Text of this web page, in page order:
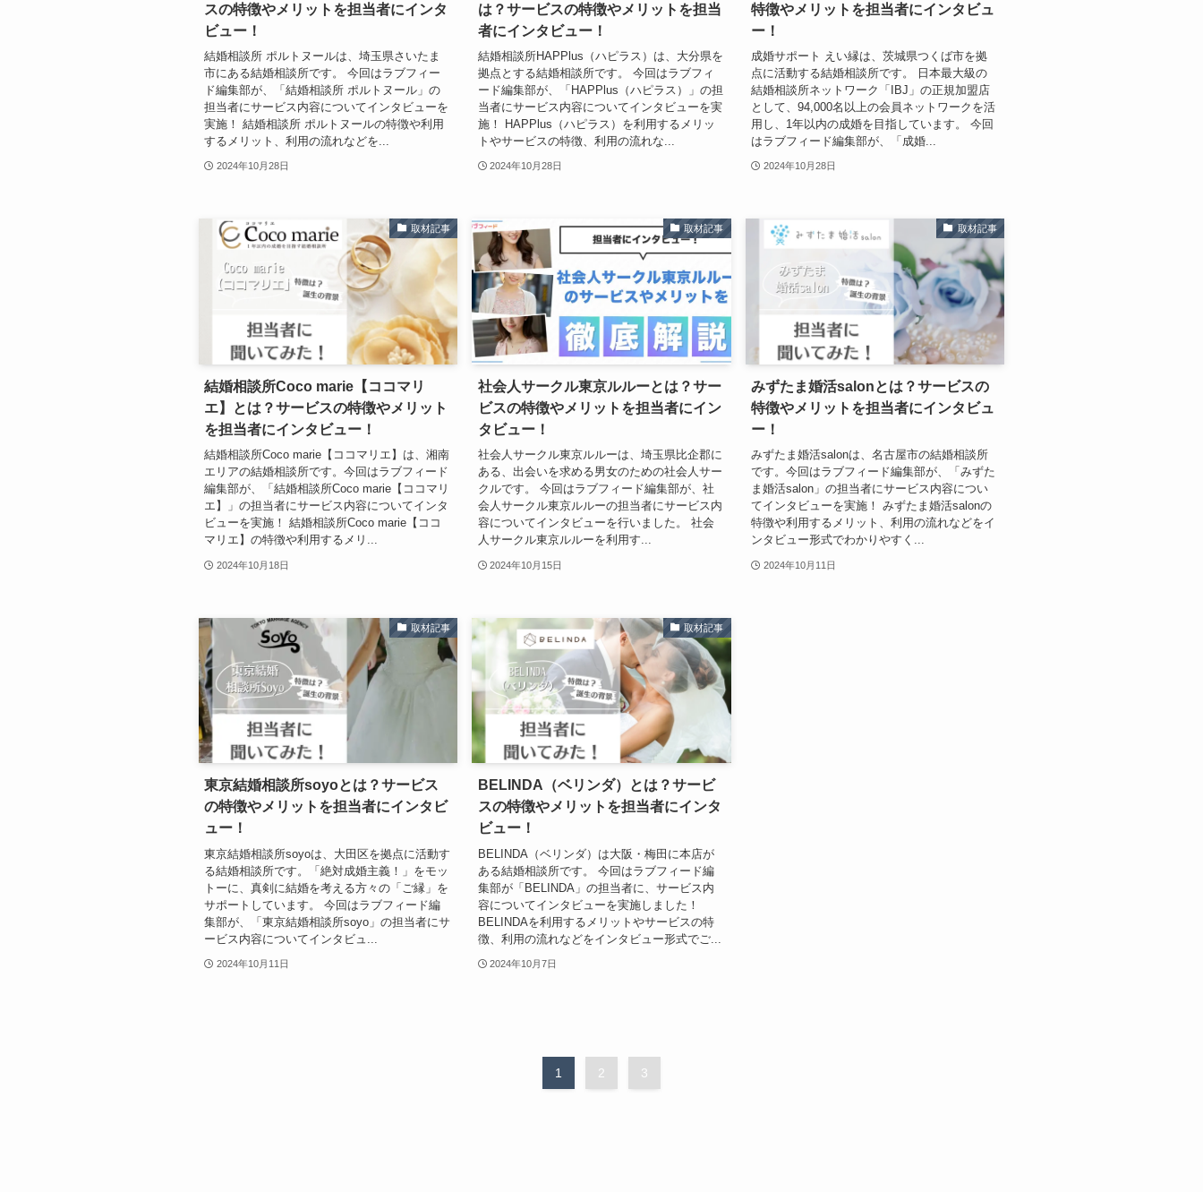
スの特徴やメリットを担当者にインタ
ビュー！
結婚相談所 ポルトヌールは、埼玉県さいたま
市にある結婚相談所です。 今回はラブフィー
ド編集部が、「結婚相談所 ポルトヌール」の
担当者にサービス内容についてインタビューを
実施！ 結婚相談所 ポルトヌールの特徴や利用
するメリット、利用の流れなどを...
2024年10月28日
は？サービスの特徴やメリットを担当
者にインタビュー！
結婚相談所HAPPlus（ハピラス）は、大分県を
拠点とする結婚相談所です。 今回はラブフィ
ード編集部が、「HAPPlus（ハピラス）」の担
当者にサービス内容についてインタビューを実
施！ HAPPlus（ハピラス）を利用するメリッ
トやサービスの特徴、利用の流れな...
2024年10月28日
特徴やメリットを担当者にインタビュ
ー！
成婚サポート えい縁は、茨城県つくば市を拠
点に活動する結婚相談所です。 日本最大級の
結婚相談所ネットワーク「IBJ」の正規加盟店
として、94,000名以上の会員ネットワークを活
用し、1年以内の成婚を目指しています。 今回
はラブフィード編集部が、「成婚...
2024年10月28日
取材記事
結婚相談所Coco marie【ココマリ
エ】とは？サービスの特徴やメリット
を担当者にインタビュー！
結婚相談所Coco marie【ココマリエ】は、湘南
エリアの結婚相談所です。今回はラブフィード
編集部が、「結婚相談所Coco marie【ココマリ
エ】」の担当者にサービス内容についてインタ
ビューを実施！ 結婚相談所Coco marie【ココ
マリエ】の特徴や利用するメリ...
2024年10月18日
取材記事
社会人サークル東京ルルーとは？サー
ビスの特徴やメリットを担当者にイン
タビュー！
社会人サークル東京ルルーは、埼玉県比企郡に
ある、出会いを求める男女のための社会人サー
クルです。 今回はラブフィード編集部が、社
会人サークル東京ルルーの担当者にサービス内
容についてインタビューを行いました。 社会
人サークル東京ルルーを利用す...
2024年10月15日
取材記事
みずたま婚活salonとは？サービスの
特徴やメリットを担当者にインタビュ
ー！
みずたま婚活salonは、名古屋市の結婚相談所
です。今回はラブフィード編集部が、「みずた
ま婚活salon」の担当者にサービス内容につい
てインタビューを実施！ みずたま婚活salonの
特徴や利用するメリット、利用の流れなどをイ
ンタビュー形式でわかりやすく...
2024年10月11日
取材記事
東京結婚相談所soyoとは？サービス
の特徴やメリットを担当者にインタビ
ュー！
東京結婚相談所soyoは、大田区を拠点に活動す
る結婚相談所です。「絶対成婚主義！」をモッ
トーに、真剣に結婚を考える方々の「ご縁」を
サポートしています。 今回はラブフィード編
集部が、「東京結婚相談所soyo」の担当者にサ
ービス内容についてインタビュ...
2024年10月11日
取材記事
BELINDA（ベリンダ）とは？サービ
スの特徴やメリットを担当者にインタ
ビュー！
BELINDA（ベリンダ）は大阪・梅田に本店が
ある結婚相談所です。 今回はラブフィード編
集部が「BELINDA」の担当者に、サービス内
容についてインタビューを実施しました！
BELINDAを利用するメリットやサービスの特
徴、利用の流れなどをインタビュー形式でご...
2024年10月7日
1 2 3